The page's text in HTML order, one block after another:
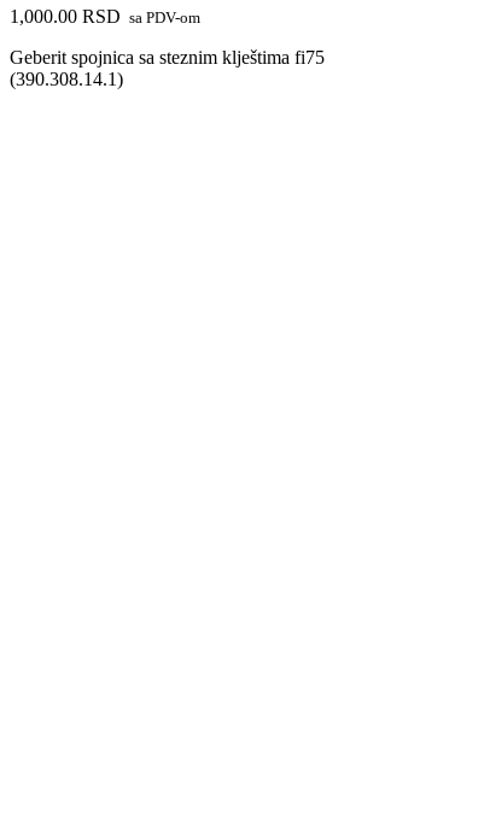
1,000.00 RSD sa PDV-om
Geberit spojnica sa steznim klještima fi75
(390.308.14.1)